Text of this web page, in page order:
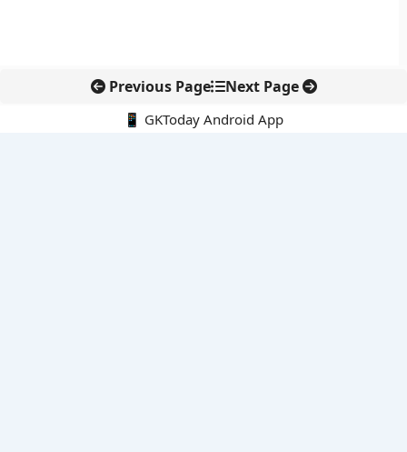
Previous Page Next Page
📱 GKToday Android App